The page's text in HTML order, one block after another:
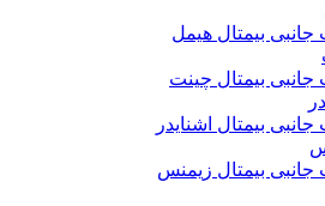
جانبی بیمتال هیمل
جانبی بیمتال چینت
بیمتال اشنایدر
جانبی بیمتال زیمنس